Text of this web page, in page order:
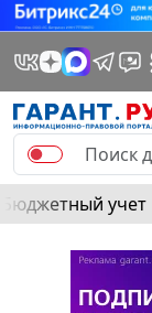
Бюджетный учет